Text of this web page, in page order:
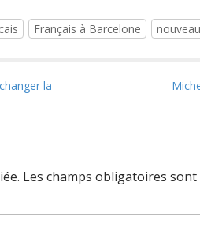
Français à Barcelone nouveau
la
Les champs obligatoires sont